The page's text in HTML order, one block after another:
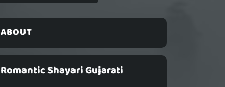
ABOUT
Romantic Shayari Gujarati